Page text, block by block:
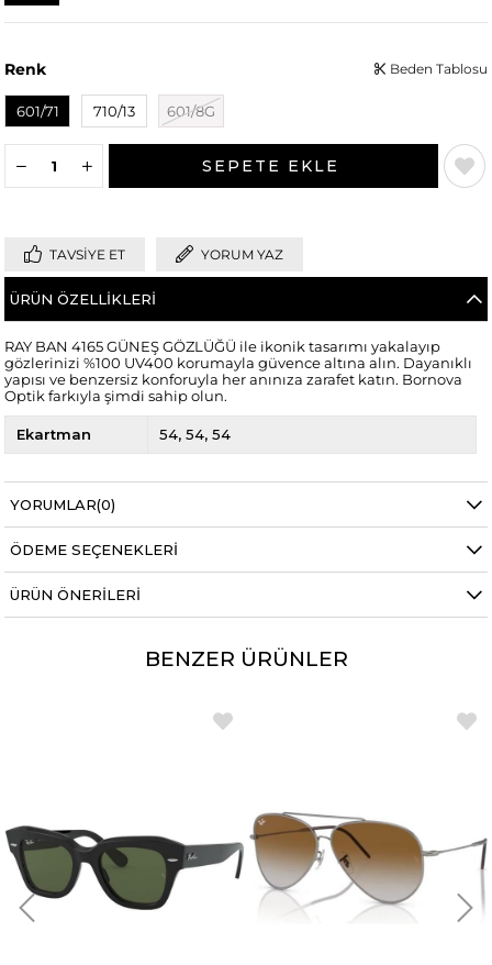
Renk
601/71 710/13 601/8G
Beden Tablosu
TAVSIYE ET YORUM YAZ
ÜRÜN ÖZELLIKLERI
RAY BAN 4165 GÜNEŞ GÖZLÜĞÜ ile ikonik tasarımı yakalayıp
gözlerinizi %100 UV400 korumayla güvence altına alın. Dayanıklı
yapısı ve benzersiz konforuyla her anınıza zarafet katın. Bornova
Optik farkıyla şimdi sahip olun.
Ekartman 54 54 54
YORUMLAR(0)
ÖDEME SEÇENEKLERI
ÜRÜN ÖNERILERI
BENZER ÜRÜNLER